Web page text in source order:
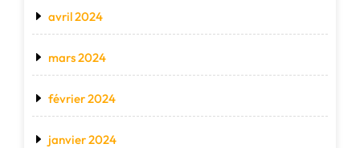
avril 2024
mars 2024
février 2024
janvier 2024